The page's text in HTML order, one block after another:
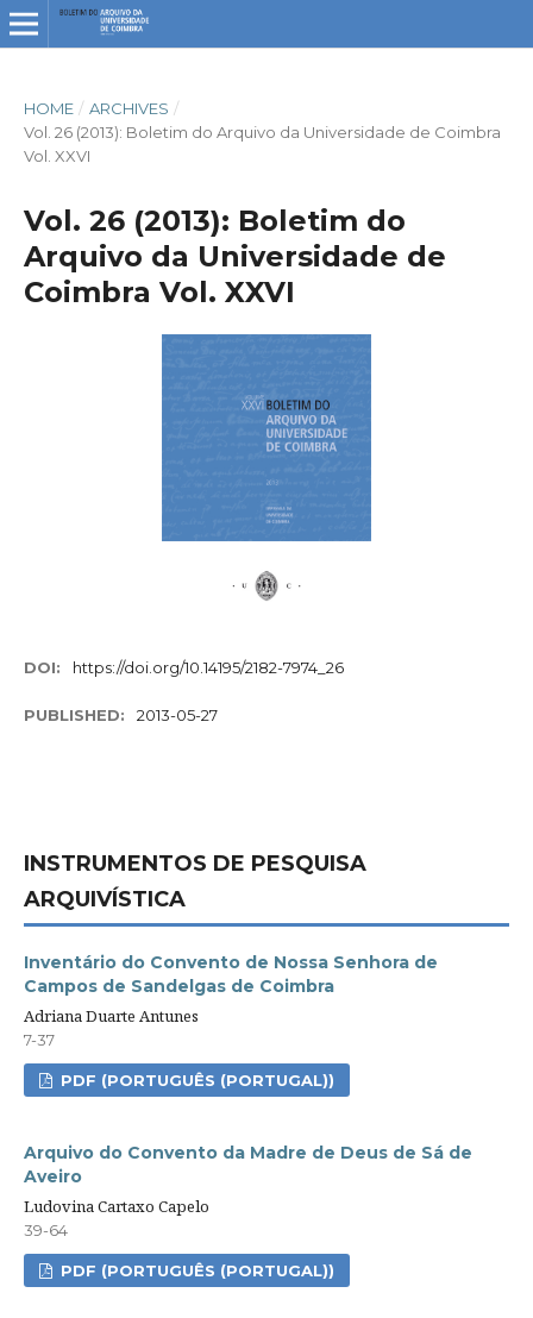
HOME / ARCHIVES /
Vol. 26 (2013): Boletim do Arquivo da Universidade de Coimbra
Vol. XXVI
Vol. 26 (2013): Boletim do
Arquivo da Universidade de
Coimbra Vol. XXVI
DOI: https://doi.org/10.14195/2182-7974_26
PUBLISHED: 2013-05-27
INSTRUMENTOS DE PESQUISA
ARQUIVÍSTICA
Inventário do Convento de Nossa Senhora de
Campos de Sandelgas de Coimbra
Adriana Duarte Antunes
7-37
PDF (PORTUGUÊS (PORTUGAL))
Arquivo do Convento da Madre de Deus de Sá de
Aveiro
Ludovina Cartaxo Capelo
39-64
PDF (PORTUGUÊS (PORTUGAL))